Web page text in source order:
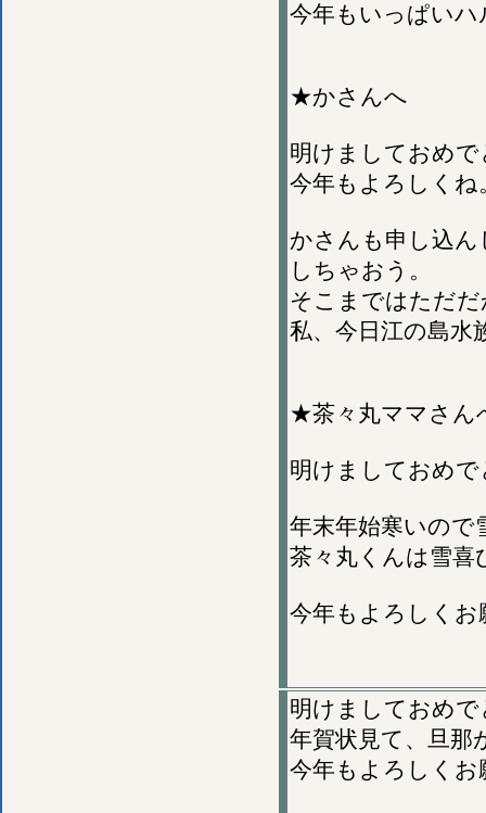
今年もいっぱい
★かさんへ
明けましておめで
今年もよろしくね
かさんも申し込ん
しちゃおう。
そこまではただだ
私、今日江の島水
★茶々丸ママさん
明けましておめ
年末年始寒いので
茶々丸くんは雪喜
今年もよろしくお
明けましておめ
年賀状見て、旦那
今年もよろしくお